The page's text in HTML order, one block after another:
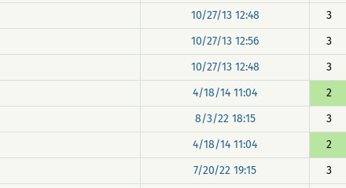
10/27/13 12:48 3
10/27/13 12:56 3
10/27/13 12:48 3
4/18/14 11:04 2
8/3/22 18:15 3
4/18/14 11:04 2
7/20/22 19:15 3